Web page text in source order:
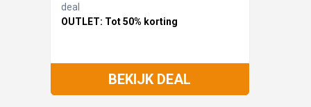
deal
OUTLET: Tot 50% korting
BEKIJK DEAL